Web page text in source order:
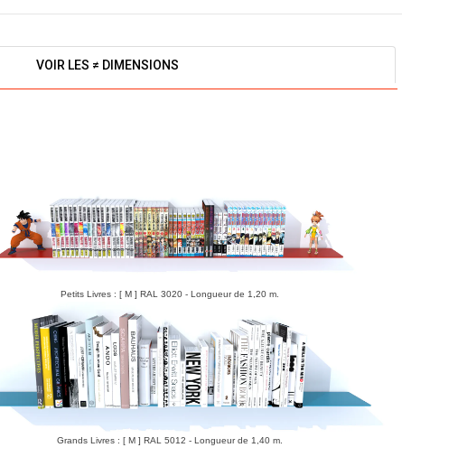
VOIR LES ≠ DIMENSIONS
Petits Livres : [ M ] RAL 3020 - Longueur de 1,20 m.
Grands Livres : [ M ] RAL 5012 - Longueur de 1,40 m.